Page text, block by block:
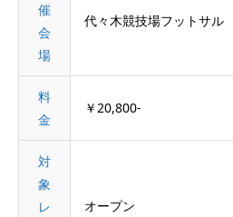
催
会
場
代々木競技場フットサル
料
金
￥20,800-
対
象
レ
オープン